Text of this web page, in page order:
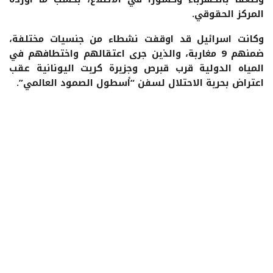
المركز الحقوقي.
وكانت اسرائيل قد اوقفت نشطاء من جنسيات مختلفة،
ضمنهم 9 مغاربة، والذين جرى اعتقالهم واختطافهم في
المياه الدولية قرب قبرص وجزيرة كريت اليونانية عقب
اعتراض بحرية الاحتلال لسفن “أسطول الصمود العالمي”.